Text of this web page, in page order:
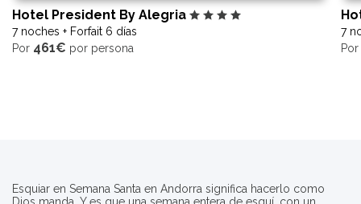
Hotel President By Alegria
7 noches + Forfait 6 días
Por 461€ por persona
7
Por
Esquiar en Semana Santa en Andorra significa hacerlo como